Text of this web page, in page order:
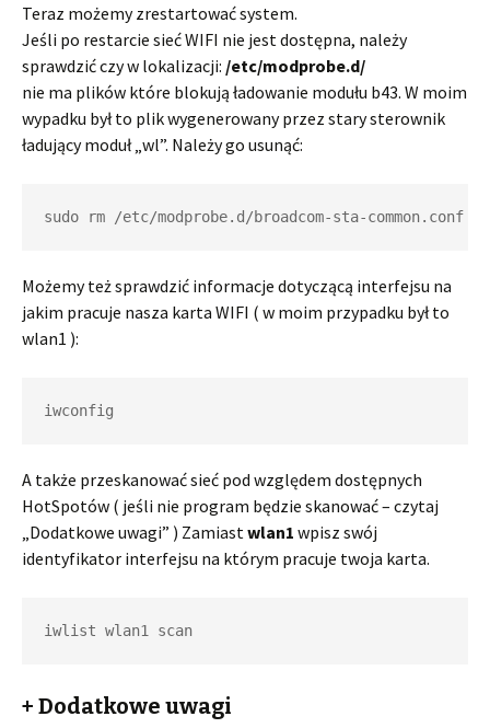
Teraz możemy zrestartować system.
Jeśli po restarcie sieć WIFI nie jest dostępna, należy
sprawdzić czy w lokalizacji: /etc/modprobe.d/
nie ma plików które blokują ładowanie modułu b43. W moim
wypadku był to plik wygenerowany przez stary sterownik
ładujący moduł „wl”. Należy go usunąć:
sudo rm /etc/modprobe.d/broadcom-sta-common.conf
Możemy też sprawdzić informacje dotyczącą interfejsu na
jakim pracuje nasza karta WIFI ( w moim przypadku był to
wlan1 ):
iwconfig
A także przeskanować sieć pod względem dostępnych
HotSpotów ( jeśli nie program będzie skanować – czytaj
„Dodatkowe uwagi” ) Zamiastwlan1 wpisz swój
identyfikator interfejsu na którym pracuje twoja karta.
iwlist wlan1 scan
+ Dodatkowe uwagi